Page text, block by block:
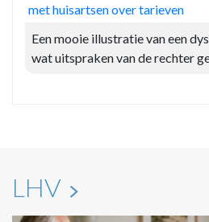
met huisartsen over tarieven
Een mooie illustratie van een
wat uitspraken van de rechter
LHV